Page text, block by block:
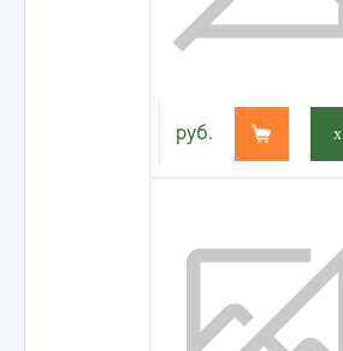
руб. x